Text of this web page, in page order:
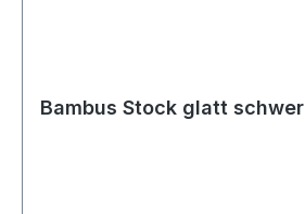
Bambus Stock glatt schwer